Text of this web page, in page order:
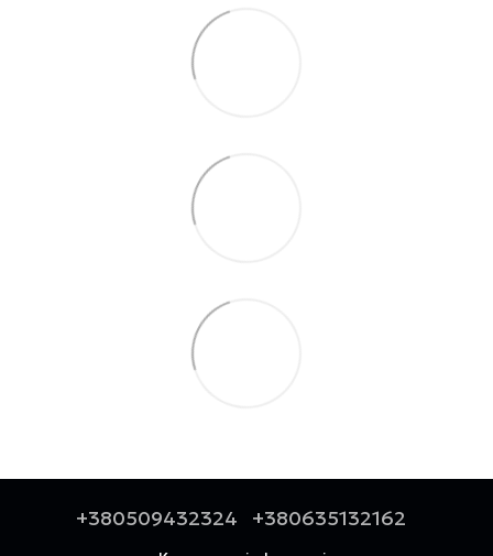
+380509432324 +380635132162